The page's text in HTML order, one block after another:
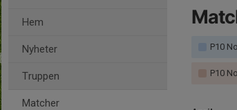
Hem
Nyheter
Truppen
Matcher
P10
P10